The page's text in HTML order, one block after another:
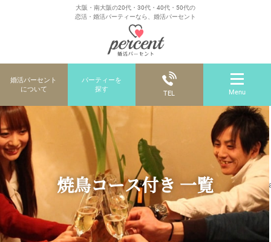
大阪・南大阪の20代・30代・40代・50代の
恋活・婚活パーティーなら、婚活パーセント
婚活パーセント
について
パーティーを
探す
TEL Menu
焼鳥コース付き 一覧